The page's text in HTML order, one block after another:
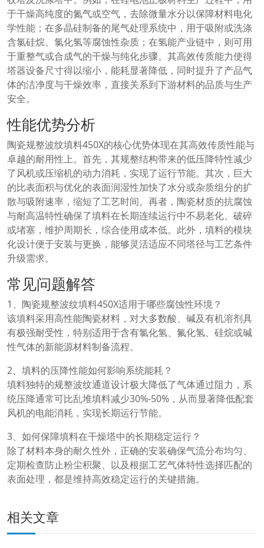
于干燥高纯度的氮气或空气，去除微量水分以保障材料电化
学性能；在多晶硅制备的尾气处理系统中，用于吸附或洗涤
含氯硅烷、氯化氢等腐蚀性杂质；在氢能产业链中，则可用
于重整气或合成气的干燥与纯化步骤。其高效传质能力使得
塔器设备尺寸得以缩小，能耗显著降低，同时提升了产品气
体的洁净度与干燥效率，直接关系到下游材料的品质与生产
安全。
性能优势分析
陶瓷规整波纹填料450X的核心优势体现在其高效传质性能与
卓越的耐用性上。首先，其规整结构带来的低压降特性减少
了风机或压缩机的动力消耗，实现了运行节能。其次，巨大
的比表面积与优化的表面润湿性加快了水分或杂质组分的扩
散与吸附速率，缩短了工艺时间。再者，陶瓷材质的抗腐蚀
与耐高温特性确保了填料在长期连续运行中不易老化、破碎
或堵塞，维护周期长，综合使用成本低。此外，填料的模块
化设计便于安装与更换，能够灵活适应不同塔径与工艺条件
升级需求。
常见问题解答
1、陶瓷规整波纹填料450X适用于哪些腐蚀性环境？
该填料采用高性能陶瓷材料，对大多数酸、碱及有机溶剂具
有极强耐受性，特别适用于含有氯化氢、氟化氢、硅烷或碱
性气体的新能源材料制备流程。
2、填料的压降性能如何影响系统能耗？
填料独特的规整波纹通道设计极大降低了气体通过阻力，系
统压降通常可比乱堆填料减少30%-50%，从而显著降低配套
风机的电能消耗，实现长期运行节能。
3、如何保障填料在干燥塔中的长期稳定运行？
除了材料本身的耐久性外，正确的安装确保气流分布均匀、
定期检查防止粉尘积聚、以及根据工艺气体特性选择匹配的
表面处理，都是维持高效稳定运行的关键措施。
相关文章